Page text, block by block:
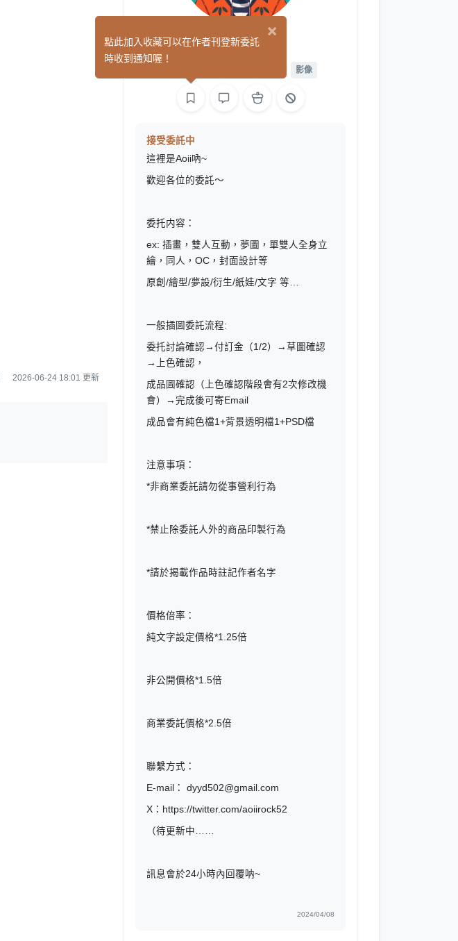
2026-06-24 18:01 更新
Aoii (44)
影像
接受委託中
這裡是Aoii吶~
歡迎各位的委託～
委托内容：
ex: 插畫，雙人互動，夢圖，單雙人全身立
繪，同人，OC，封面設計等
原創/繪型/夢設/衍生/紙娃/文字 等…
一般插圖委託流程:
委托討論確認→付訂金（1/2）→草圖確認
→上色確認，
成品圖確認（上色確認階段會有2次修改機
會）→完成後可寄Email
成品會有純色檔1+背景透明檔1+PSD檔
注意事項：
*非商業委託請勿從事營利行為
*禁止除委託人外的商品印製行為
*請於揭載作品時註記作者名字
價格倍率：
純文字設定價格*1.25倍
非公開價格*1.5倍
商業委託價格*2.5倍
聯繫方式：
E-mail： dyyd502@gmail.com
X：https://twitter.com/aoiirock52
（待更新中……
訊息會於24小時內回覆呐~
2024/04/08
×
點此加入收藏可以在作者刊登新委託
時收到通知喔！